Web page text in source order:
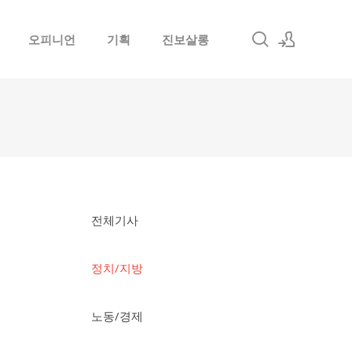
오피니언 기획 진보살롱
전체기사
정치/지방
노동/경제